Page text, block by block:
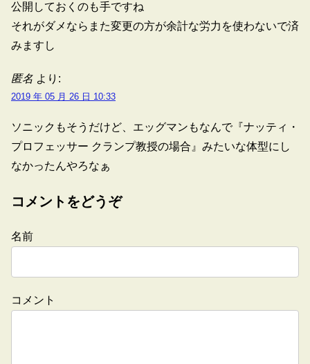
公開しておくのも手ですね
それがダメならまた変更の方が余計な労力を使わないで済
みますし
匿名 より:
2019 年 05 月 26 日 10:33
ソニックもそうだけど、エッグマンもなんで『ナッティ・
プロフェッサー クランプ教授の場合』みたいな体型にし
なかったんやろなぁ
コメントをどうぞ
名前
コメント